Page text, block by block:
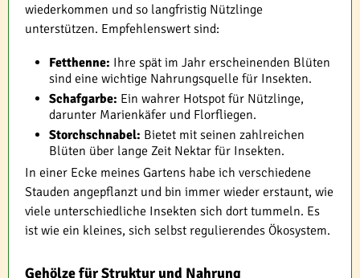
wiederkommen und so langfristig Nützlinge
unterstützen. Empfehlenswert sind:
Fetthenne: Ihre spät im Jahr erscheinenden Blüten
sind eine wichtige Nahrungsquelle für Insekten.
Schafgarbe: Ein wahrer Hotspot für Nützlinge,
darunter Marienkäfer und Florfliegen.
Storchschnabel: Bietet mit seinen zahlreichen
Blüten über lange Zeit Nektar für Insekten.
In einer Ecke meines Gartens habe ich verschiedene
Stauden angepflanzt und bin immer wieder erstaunt, wie
viele unterschiedliche Insekten sich dort tummeln. Es
ist wie ein kleines, sich selbst regulierendes Ökosystem.
Gehölze für Struktur und Nahrung